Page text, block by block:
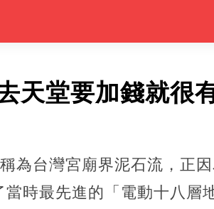
天堂要加錢就很
為台灣宮廟界泥石流，正
時最先進的「電動十八層